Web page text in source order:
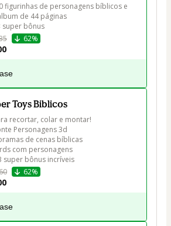
figurinhas de personagens bíblicos e
de 44 páginas
super bônus
62%
Toys Biblicos
recortar, colar e montar!
Personagens 3d
de cenas bíblicas
com personagens
super bônus incríveis
62%